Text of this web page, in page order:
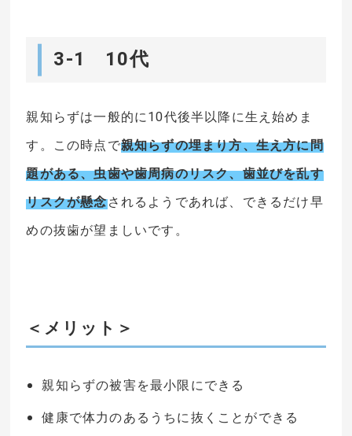
3-1 10代
親知らずは一般的に10代後半以降に生え始めま
す。この時点で親知らずの埋まり方、生え方に問
題がある、虫歯や歯周病のリスク、歯並びを乱す
リスクが懸念されるようであれば、できるだけ早
めの抜歯が望ましいです。
＜メリット＞
親知らずの被害を最小限にできる
健康で体力のあるうちに抜くことができる